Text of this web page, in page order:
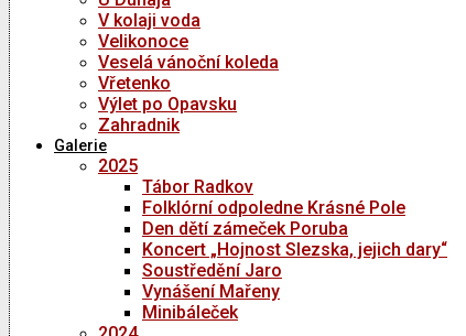
V kolaji voda
Velikonoce
Veselá vánoční koleda
Vřetenko
Výlet po Opavsku
Zahradnik
Galerie
2025
Tábor Radkov
Folklórní odpoledne Krásné Pole
Den dětí zámeček Poruba
Koncert „Hojnost Slezska, jejich dary“
Soustředění Jaro
Vynášení Mařeny
Minibáleček